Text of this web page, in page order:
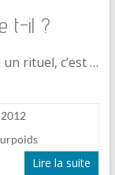
t-il ?
rituel, c’est …
Lire la suite